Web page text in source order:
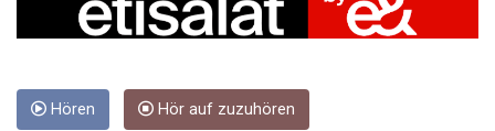
GIP 0.857252
GTQ 8.794891
GYD 241.157003
Hören Hör auf zuzuhören